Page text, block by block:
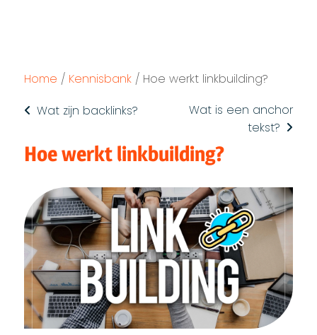
Home / Kennisbank / Hoe werkt linkbuilding?
Wat zijn backlinks?
Wat is een anchor
tekst?
Hoe werkt linkbuilding?